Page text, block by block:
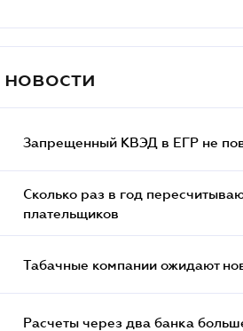
Запрещенный КВЭД в ЕГР не
Сколько раз в год
плательщиков
Табачные компании ожидают
Расчеты через два банка